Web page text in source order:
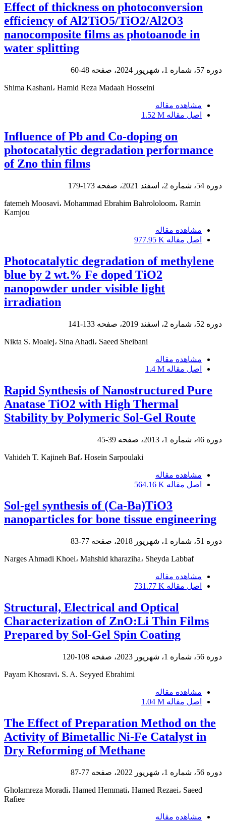
Effect of thickness on photoconversion
efficiency of Al2TiO5/TiO2/Al2O3
nanocomposite films as photoanode in
water splitting
دوره 57، شماره 1، شهریور 2024، صفحه 48-60
Shima Kashani، Hamid Reza Madaah Hosseini
مشاهده مقاله
اصل مقاله 1.52 M
Influence of Pb and Co-doping on
photocatalytic degradation performance
of Zno thin films
دوره 54، شماره 2، اسفند 2021، صفحه 173-179
fatemeh Moosavi، Mohammad Ebrahim Bahrololoom، Ramin
Kamjou
مشاهده مقاله
اصل مقاله 977.95 K
Photocatalytic degradation of methylene
blue by 2 wt.% Fe doped TiO2
nanopowder under visible light
irradiation
دوره 52، شماره 2، اسفند 2019، صفحه 133-141
Nikta S. Moalej، Sina Ahadi، Saeed Sheibani
مشاهده مقاله
اصل مقاله 1.4 M
Rapid Synthesis of Nanostructured Pure
Anatase TiO2 with High Thermal
Stability by Polymeric Sol-Gel Route
دوره 46، شماره 1، 2013، صفحه 39-45
Vahideh T. Kajineh Baf، Hosein Sarpoulaki
مشاهده مقاله
اصل مقاله 564.16 K
Sol-gel synthesis of (Ca-Ba)TiO3
nanoparticles for bone tissue engineering
دوره 51، شماره 1، شهریور 2018، صفحه 77-83
Narges Ahmadi Khoei، Mahshid kharaziha، Sheyda Labbaf
مشاهده مقاله
اصل مقاله 731.77 K
Structural, Electrical and Optical
Characterization of ZnO:Li Thin Films
Prepared by Sol-Gel Spin Coating
دوره 56، شماره 1، شهریور 2023، صفحه 108-120
Payam Khosravi، S. A. Seyyed Ebrahimi
مشاهده مقاله
اصل مقاله 1.04 M
The Effect of Preparation Method on the
Activity of Bimetallic Ni-Fe Catalyst in
Dry Reforming of Methane
دوره 56، شماره 1، شهریور 2022، صفحه 77-87
Gholamreza Moradi، Hamed Hemmati، Hamed Rezaei، Saeed
Rafiee
مشاهده مقاله